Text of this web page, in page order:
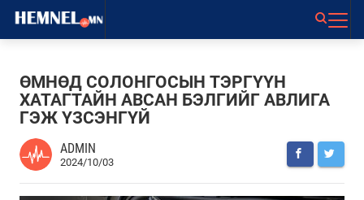
ӨМНӨД СОЛОНГОСЫН ТЭРГҮҮН
ХАТАГТАЙН АВСАН БЭЛГИЙГ АВЛИГА
ГЭЖ ҮЗСЭНГҮЙ
ADMIN
2024/10/03